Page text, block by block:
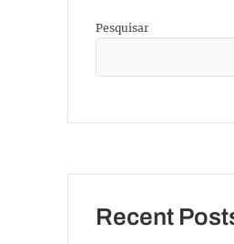
Pesquisar
Recent